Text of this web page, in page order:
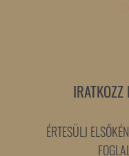
ÉRTESÜLJ